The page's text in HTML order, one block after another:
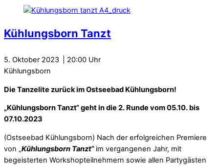
Kühlungsborn Tanzt
5. Oktober 2023
20:00
Kühlungsborn
Die Tanzelite zurück im Ostseebad Kühlungsborn!
„KühlungsbornTanzt“ geht in die 2. Runde vom05.10. bis
07.10.2023
(Ostseebad Kühlungsborn) Nach der erfolgreichen Premiere
von „Kühlungsborn Tanzt“im vergangenen Jahr, mit
begeisterten Workshopteilnehmern sowie allen Partygästen